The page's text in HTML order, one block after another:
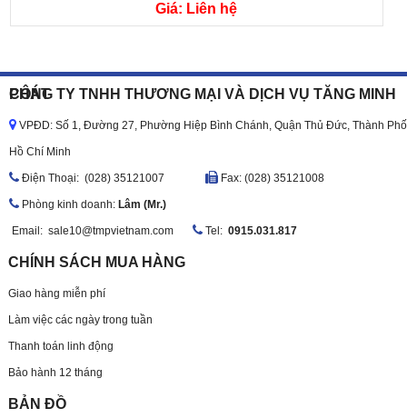
Giá: Liên hệ
CÔNG TY TNHH THƯƠNG MẠI VÀ DỊCH VỤ TĂNG MINH PHÁT
VPĐD: Số 1, Đường 27, Phường Hiệp Bình Chánh, Quận Thủ Đức, Thành Phố
Hồ Chí Minh
Ðiện Thoại: (028) 35121007 Fax: (028) 35121008
Phòng kinh doanh: Lâm (Mr.)
Email: sale10@tmpvietnam.com Tel: 0915.031.817
CHÍNH SÁCH MUA HÀNG
Giao hàng miễn phí
Làm việc các ngày trong tuần
Thanh toán linh động
Bảo hành 12 tháng
BẢN ĐỒ